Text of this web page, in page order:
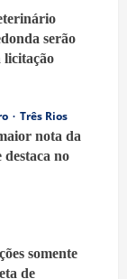
serão
licitação
Três Rios
nota da
no
somente
de